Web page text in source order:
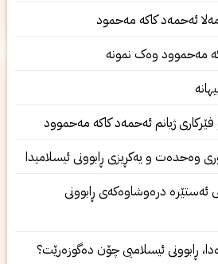
ئەحمەد کاکە مەحمود
وەک نمونە
ژیانم ئەحمەد کاکە مەحموود
و یەكڕیزی ڕابوونی‌ ئیسلامیدا
درەوشاوەکەی ڕابوونی
ڕابوونی‌ ئیسلامیی‌ چۆن ده‌گوزه‌رێت؟